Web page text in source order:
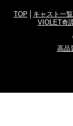
TOP キャスト一覧
VIOLET奇
高品